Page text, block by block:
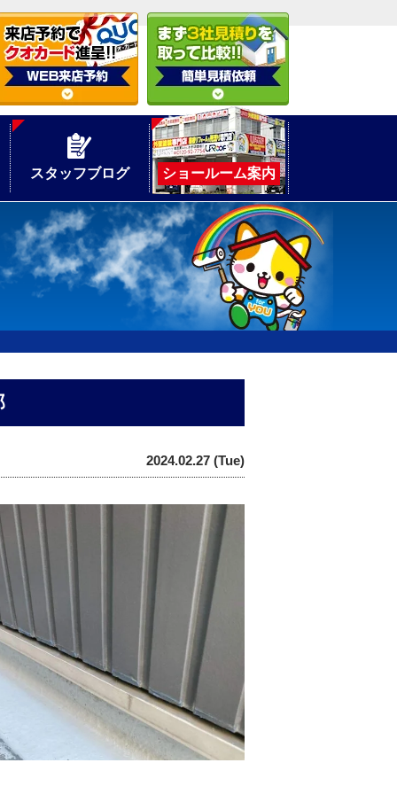
スタッフブログ ショールーム案内
2024.02.27 (Tue)